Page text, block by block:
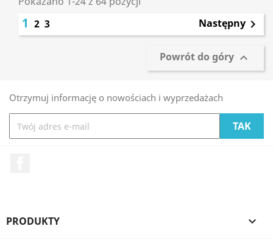
1 2 3 Następny 
Powrót do góry 
Otrzymuj informację o nowościach i wyprzedażach
PRODUKTY 